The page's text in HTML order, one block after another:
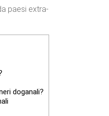
paesi extra-
doganali?